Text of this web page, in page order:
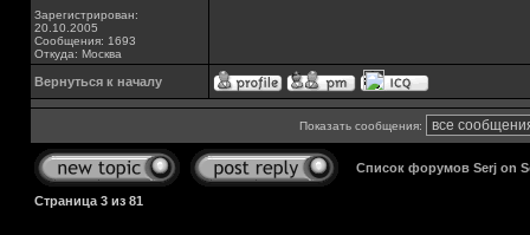
Зарегистрирован:
20.10.2005
Сообщения: 1693
Откуда: Москва
Вернуться к началу
Показать сообщения:
Список форумов Serj on
Страница 3 из 81